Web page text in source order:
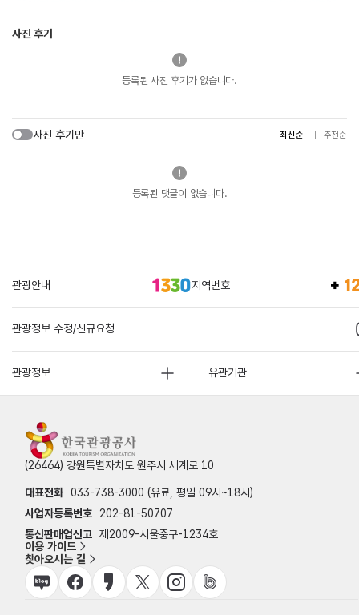
사진 후기
등록된 사진 후기가 없습니다.
사진 후기만 최신순 추천순
등록된 댓글이 없습니다.
관광안내 지역번호
관광정보 수정/신규요청
관광정보 유관기관
(26464) 강원특별자치도 원주시 세계로 10
대표전화 033-738-3000 (유료, 평일 09시~18시)
사업자등록번호
202-81-50707
통신판매업신고 제2009-서울중구-1234호
이용 가이드
찾아오시는 길